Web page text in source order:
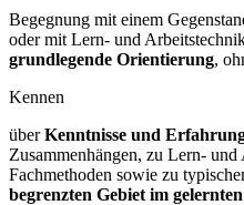
Begegnung mit einem
oder mit Lern- und
grundlegende Orientierung,
Kennen
überKenntnisse und
Zusammenhängen, zu Lern-
Fachmethoden sowie zu
begrenzten Gebiet im